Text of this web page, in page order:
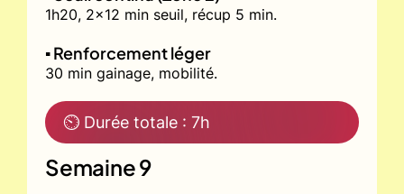
1h20, 2x12 min seuil, récup 5 min.
▪️ Renforcement léger
30 min gainage, mobilité.
⏲ Durée totale : 7h
Semaine 9